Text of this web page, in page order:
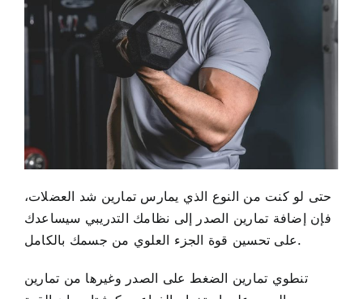
حتى لو كنت من النوع الذي يمارس تمارين شد العضلات،
فإن إضافة تمارين الصدر إلى نظامك التدريبي سيساعدك
على تحسين قوة الجزء العلوي من جسمك بالكامل.
تنطوي تمارين الضغط على الصدر وغيرها من تمارين